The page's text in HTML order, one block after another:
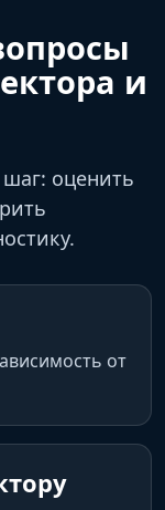
и
оценить
от